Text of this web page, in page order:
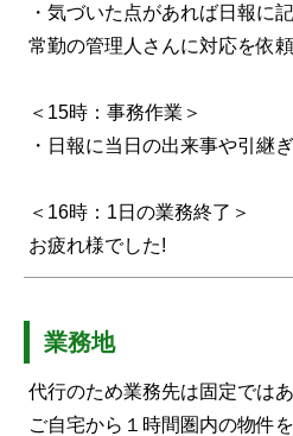
・気づいた点があれば日報に
常勤の管理人さんに対応を依
＜15時：事務作業＞
・日報に当日の出来事や引継
＜16時：1日の業務終了＞
お疲れ様でした!
業務地
代行のため業務先は固定では
ご自宅から１時間圏内の物件